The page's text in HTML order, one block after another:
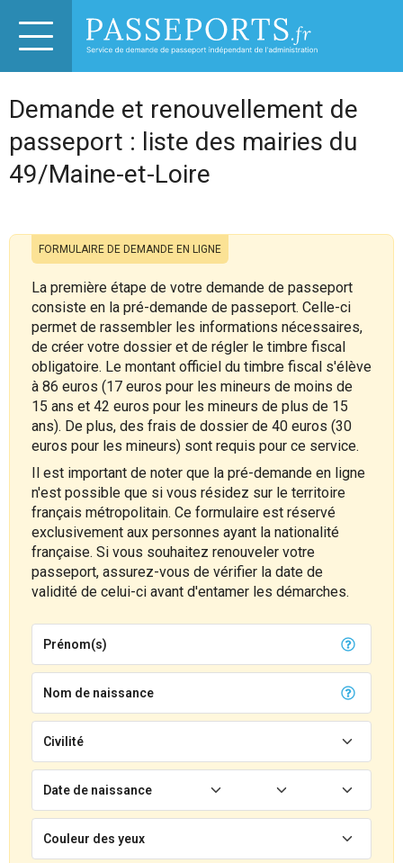
Demande et renouvellement de
passeport : liste des mairies du
49/Maine-et-Loire
FORMULAIRE DE DEMANDE EN LIGNE
La première étape de votre demande de passeport
consiste en la pré-demande de passeport. Celle-ci
permet de rassembler les informations nécessaires,
de créer votre dossier et de régler le timbre fiscal
obligatoire. Le montant officiel du timbre fiscal s'élève
à 86 euros (17 euros pour les mineurs de moins de
15 ans et 42 euros pour les mineurs de plus de 15
ans). De plus, des frais de dossier de 40 euros (30
euros pour les mineurs) sont requis pour ce service.
Il est important de noter que la pré-demande en ligne
n'est possible que si vous résidez sur le territoire
français métropolitain. Ce formulaire est réservé
exclusivement aux personnes ayant la nationalité
française. Si vous souhaitez renouveler votre
passeport, assurez-vous de vérifier la date de
validité de celui-ci avant d'entamer les démarches.
Prénom(s)
Nom de naissance
Civilité
Date de naissance
Couleur des yeux